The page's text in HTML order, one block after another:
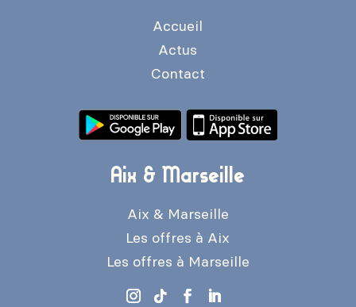
Accueil
Actus
Contact
Aix & Marseille
Aix & Marseille
Les offres à Aix
Les offres à Marseille